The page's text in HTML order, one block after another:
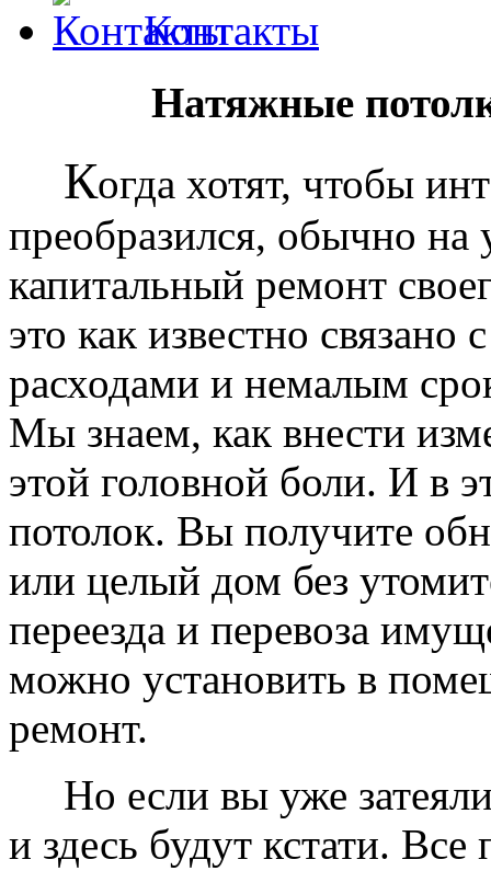
Контакты
Натяжные
Когда хотят, чтобы
преобразился, обычно на
капитальный ремонт
это как известно
расходами и немалым
Мы знаем, как внести
этой головной боли. И в
потолок. Вы получите
или целый дом без
переезда и перевоза
можно установить в
ремонт.
Но если вы уже
и здесь будут кстати.